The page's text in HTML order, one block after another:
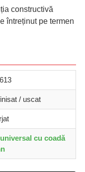
constructivă
întreținut pe termen
/ uscat
cu coadă